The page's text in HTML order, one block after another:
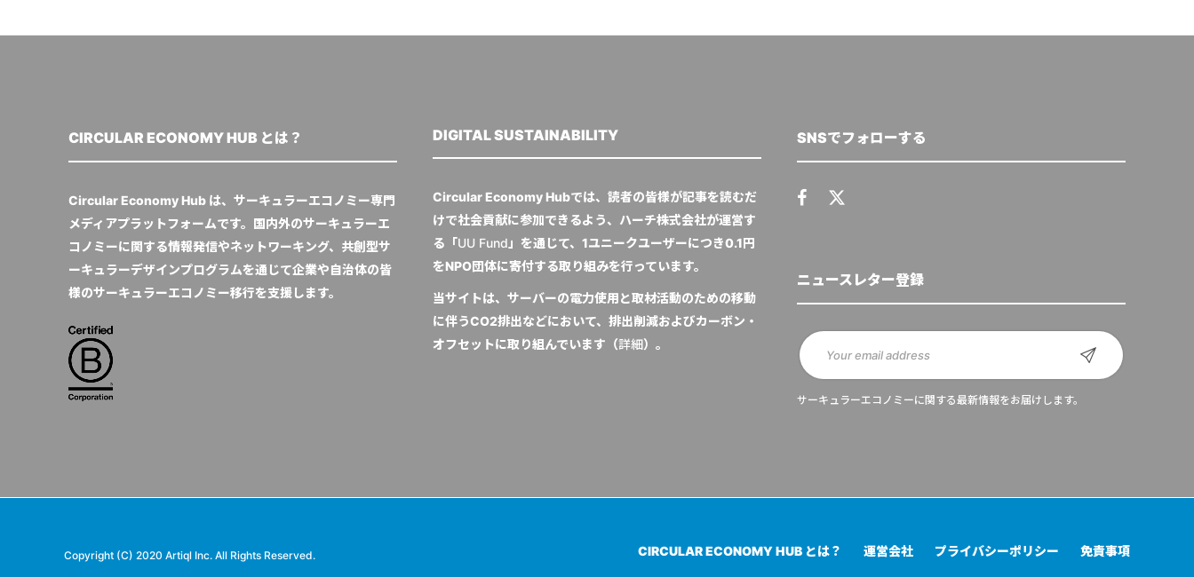
CIRCULAR ECONOMY HUB とは？
Circular Economy Hub は、サーキュラーエコノミー専門
メディアプラットフォームです。国内外のサーキュラーエ
コノミーに関する情報発信やネットワーキング、共創型サ
ーキュラーデザインプログラムを通じて企業や自治体の皆
様のサーキュラーエコノミー移行を支援します。
DIGITAL SUSTAINABILITY
Circular Economy Hubでは、読者の皆様が記事を読むだ
けで社会貢献に参加できるよう、ハーチ株式会社が運営す
る「UU Fund」を通じて、1ユニークユーザーにつき0.1円
をNPO団体に寄付する取り組みを行っています。
当サイトは、サーバーの電力使用と取材活動のための移動
に伴うCO2排出などにおいて、排出削減およびカーボン・
オフセットに取り組んでいます（詳細）。
SNSでフォローする
ニュースレター登録
サーキュラーエコノミーに関する最新情報をお届けします。
Copyright (C) 2020 Artiql Inc. All Rights Reserved. CIRCULAR ECONOMY HUB とは？ 運営会社 プライバシーポリシー 免責事項